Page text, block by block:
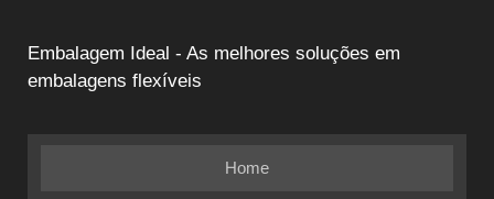
Embalagem Ideal - As melhores soluções em
embalagens flexíveis
Home